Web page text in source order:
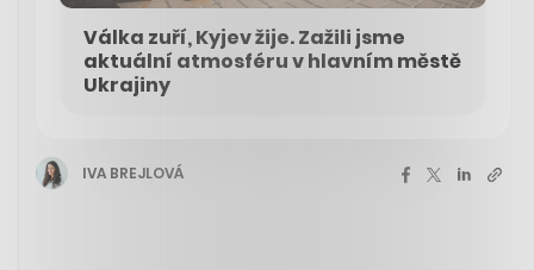
Válka zuří, Kyjev žije. Zažili jsme
aktuální atmosféru v hlavním městě
Ukrajiny
IVA BREJLOVÁ